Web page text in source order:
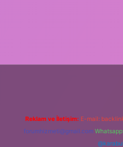
Reklam ve İletişim: E-mail:
forumhizmeti@gmail.com
@karabul